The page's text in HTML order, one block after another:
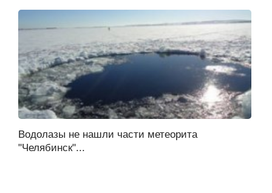
Водолазы не нашли части метеорита
"Челябинск"...